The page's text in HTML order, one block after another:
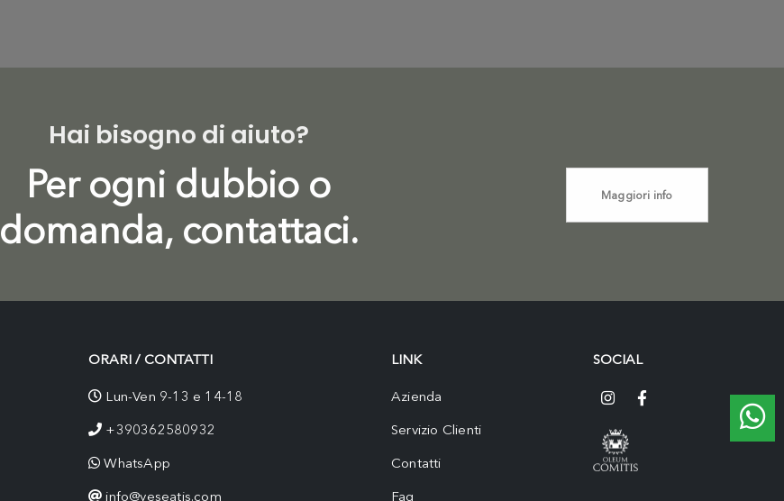
Hai bisogno di aiuto?
Per ogni dubbio o
domanda, contattaci.
Maggiori info
ORARI / CONTATTI
Lun-Ven 9-13 e 14-18
+390362580932
WhatsApp
info@yeseatis.com
LINK
Azienda
Servizio Clienti
Contatti
Faq
SOCIAL